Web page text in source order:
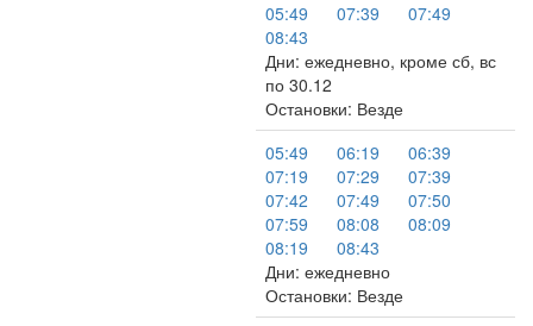
05:49
07:39
07:49
08:43
Дни: ежедневно, кроме сб, вс
по 30.12
Остановки: Везде
05:49
06:19
06:39
07:19
07:29
07:39
07:42
07:49
07:50
07:59
08:08
08:09
08:19
08:43
Дни: ежедневно
Остановки: Везде